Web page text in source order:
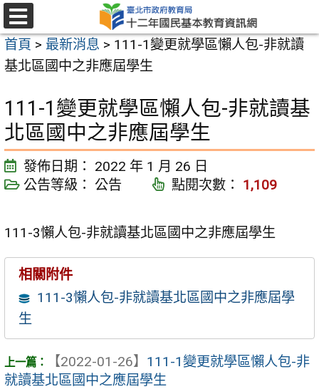
跳
至
主
要
容
區
選
單
首頁 > 最新消息 > 111-1變更就學區懶人包-非就讀
基北區國中之非應屆學生
111-1變更就學區懶人包-非就讀基
北區國中之非應屆學生
發佈日期：
2022 年 1 月 26 日
公告等級：
公告 點閱次數： 1,109
111-3懶人包-非就讀基北區國中之非應屆學生
相關附件
111-3懶人包-非就讀基北區國中之非應屆學
生
【2022-01-26】 111-1變更就學區懶人包-非
就讀基北區國中之應屆學生